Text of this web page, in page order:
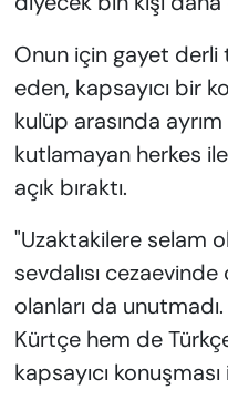
Onun için gayet
eden, kapsayıcı bir
kulüp arasında
kutlamayan herkes
açık bıraktı.
"Uzaktakilere selam
sevdalısı
olanları da
Kürtçe hem de
kapsayıcı